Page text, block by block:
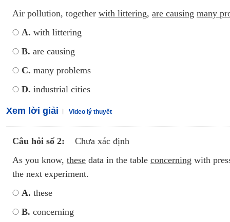
Air pollution, together with littering, are causing many
A. with littering
B. are causing
C. many problems
D. industrial cities
Xem lời giải Video lý thuyết
Câu hỏi số 2:
Chưa xác định
As you know, these data in the table concerning with
the next experiment.
A. these
B. concerning